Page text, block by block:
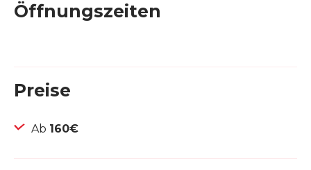
Öffnungszeiten
Preise
Ab 160€